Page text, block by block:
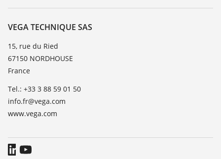
Liste de compatibilité chimique
TeamViewer
Carrière
À propos de VEGA
Contact
News
Presse
Blog
VEGA TECHNIQUE SAS
15, rue du Ried
67150 NORDHOUSE
France
Tel.: +33 3 88 59 01 50
info.fr@vega.com
www.vega.com